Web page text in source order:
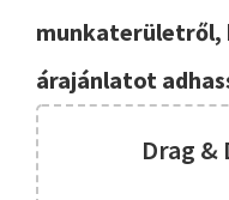
munkaterületről,
árajánlatot
Drag &